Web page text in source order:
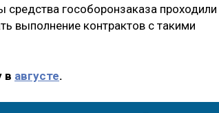
гособоронзаказа проходили
выполнение контрактов с такими
в августе.